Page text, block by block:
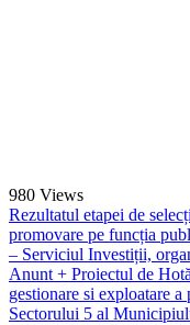
980 Views
Rezultatul etapei de
promovare pe funcția
– Serviciul Investiții,
Anunt + Proiectul de
gestionare si exploatare
Sectorului 5 al